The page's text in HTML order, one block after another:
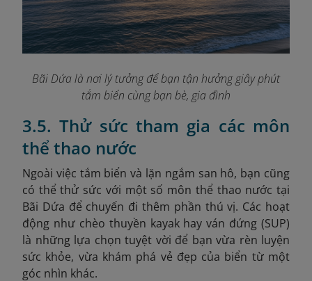
Bãi Dứa là nơi lý tưởng để bạn tận hưởng giây phút
tắm biển cùng bạn bè, gia đình
3.5. Thử sức tham gia các môn
thể thao nước
Ngoài việc tắm biển và lặn ngắm san hô, bạn cũng
có thể thử sức với một số môn thể thao nước tại
Bãi Dứa để chuyến đi thêm phần thú vị. Các hoạt
động như chèo thuyền kayak hay ván đứng (SUP)
là những lựa chọn tuyệt vời để bạn vừa rèn luyện
sức khỏe, vừa khám phá vẻ đẹp của biển từ một
góc nhìn khác.